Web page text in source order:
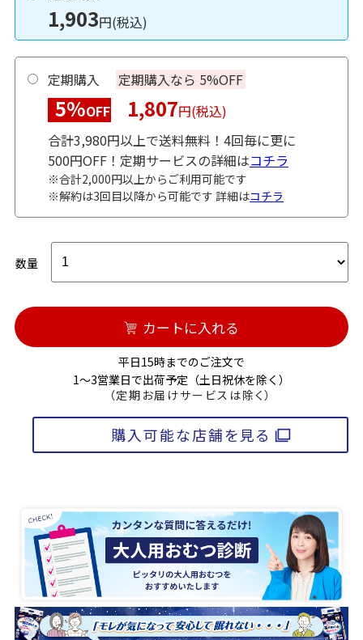
1,903円(税込)
定期購入 定期購入なら 5%OFF
5%OFF 1,807円(税込)
合計3,980円以上で送料無料！4回毎に更に
500円OFF！定期サービスの詳細はコチラ
※合計2,000円以上からご利用可能です
※解約は3回目以降から可能です 詳細はコチラ
数量
カートに入れる
平日15時までのご注文で
1～3営業日で出荷予定（土日祝休を除く）
（定期お届けサービスは除く）
購入可能な店舗を見る